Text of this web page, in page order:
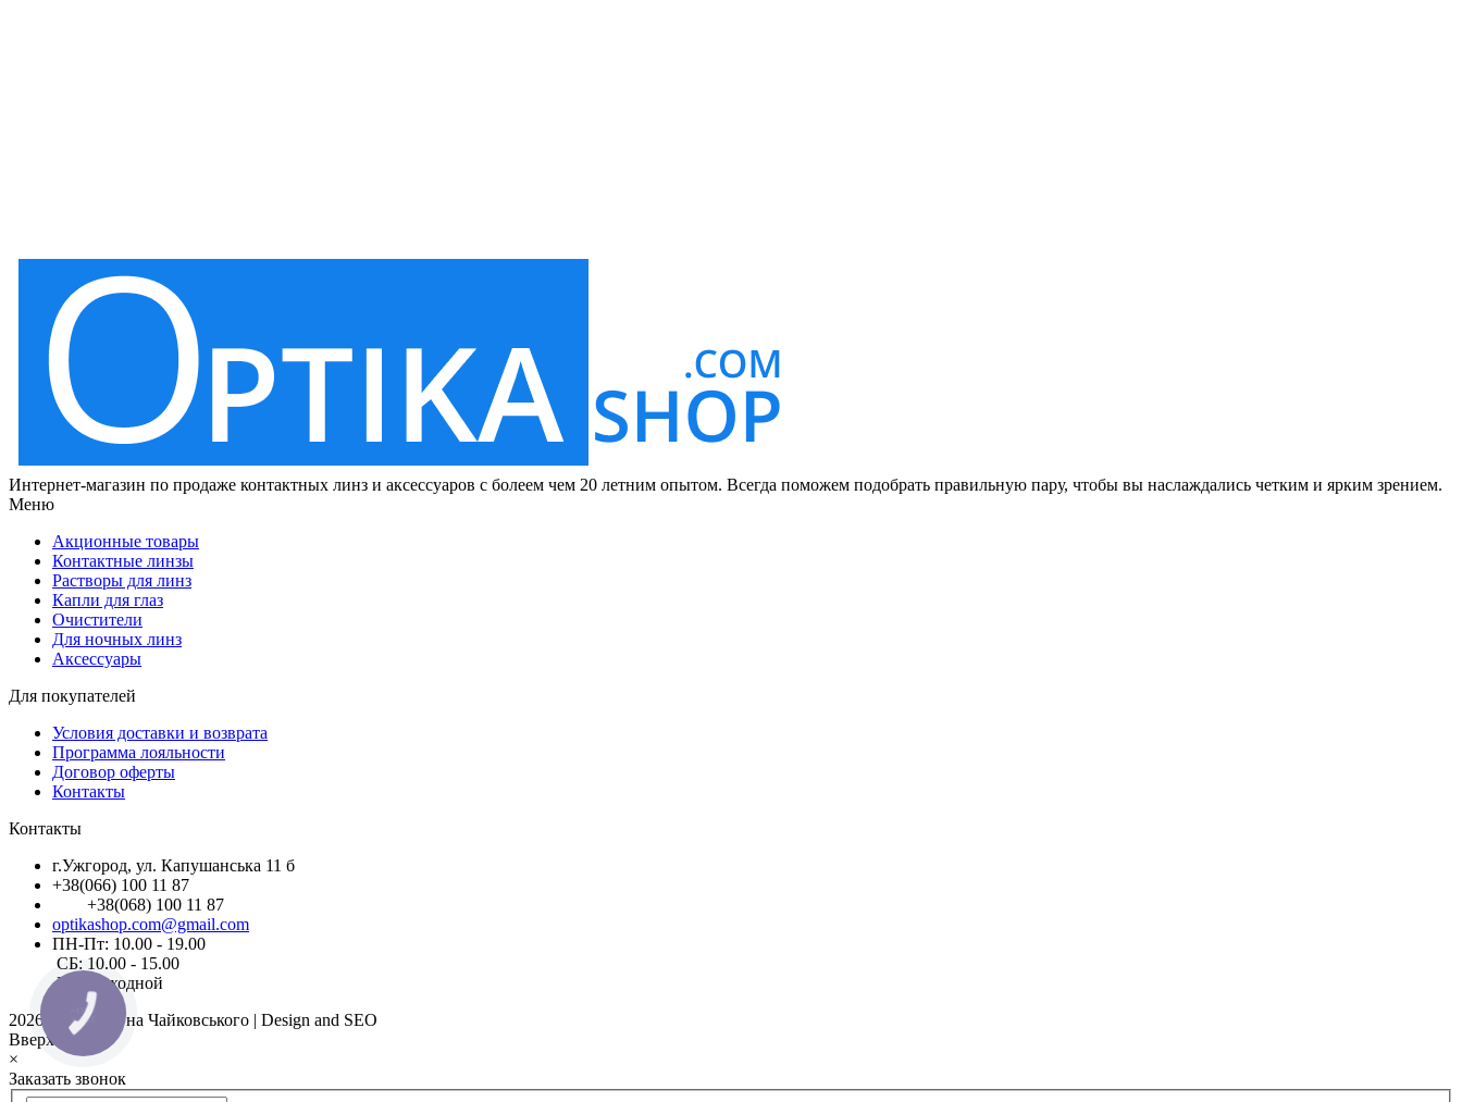
Интернет-магазин по продаже контактных линз и аксессуаров с болеем чем 20 летним опытом. Всегда поможем подобрать правильную пару, чтобы вы наслаждались четким и ярким зрением.
Меню
Акционные товары
Контактные линзы
Растворы для линз
Капли для глаз
Очистители
Для ночных линз
Аксессуары
Для покупателей
Условия доставки и возврата
Программа лояльности
Договор оферты
Контакты
Контакты
г.Ужгород, ул. Капушанська 11 б
+38(066) 100 11 87
+38(068) 100 11 87
optikashop.com@gmail.com
ПН-Пт: 10.00 - 19.00
СБ: 10.00 - 15.00
ВС: выходной
2026 © Оптика на Чайковського | Design and SEO
Вверх
×
Заказать звонок
КНОПКА
ЗВ'ЯЗКУ